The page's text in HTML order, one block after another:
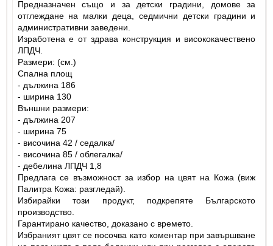
Предназначен също и за детски градини, домове за
отглеждане на малки деца, седмични детски градини и
административни заведени.
Изработена е от здрава конструкция и висококачествено
ЛПДЧ.
Размери: (см.)
Спална площ
- дължина 186
- ширина 130
Външни размери:
- дължина 207
- ширина 75
- височина 42 / седалка/
- височина 85 / облегалка/
- дебелина ЛПДЧ 1,8
Предлага се възможност за избор на цвят на Кожа (виж
Палитра Кожа: разгледай).
Избирайки този продукт, подкрепяте Българското
производство.
Гарантирано качество, доказано с времето.
Избраният цвят се посочва като коментар при завършване